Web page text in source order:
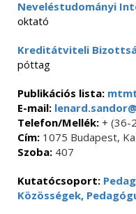
Neveléstudományi
oktató
Kreditátviteli
póttag
Publikációs lista:
E-mail:
Telefon/Mellék: + (36-
Cím: 1075 Budapest,
Szoba: 407
Kutatócsoport:
Közösségek,